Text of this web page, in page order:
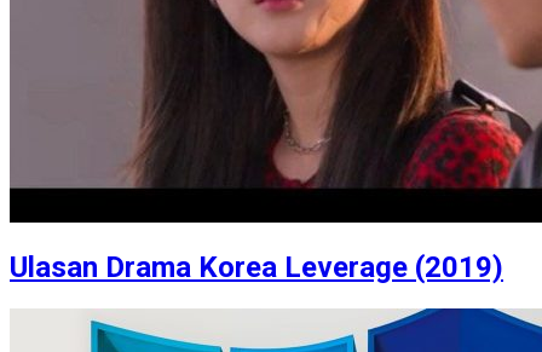
Ulasan Drama Korea Leverage (2019)